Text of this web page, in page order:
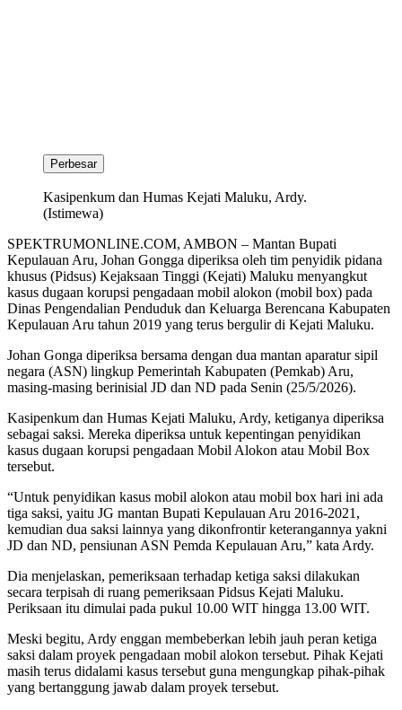
Perbesar
Kasipenkum dan Humas Kejati Maluku, Ardy.
(Istimewa)
SPEKTRUMONLINE.COM, AMBON – Mantan Bupati
Kepulauan Aru, Johan Gongga diperiksa oleh tim penyidik pidana
khusus (Pidsus) Kejaksaan Tinggi (Kejati) Maluku menyangkut
kasus dugaan korupsi pengadaan mobil alokon (mobil box) pada
Dinas Pengendalian Penduduk dan Keluarga Berencana Kabupaten
Kepulauan Aru tahun 2019 yang terus bergulir di Kejati Maluku.
Johan Gonga diperiksa bersama dengan dua mantan aparatur sipil
negara (ASN) lingkup Pemerintah Kabupaten (Pemkab) Aru,
masing-masing berinisial JD dan ND pada Senin (25/5/2026).
Kasipenkum dan Humas Kejati Maluku, Ardy, ketiganya diperiksa
sebagai saksi. Mereka diperiksa untuk kepentingan penyidikan
kasus dugaan korupsi pengadaan Mobil Alokon atau Mobil Box
tersebut.
“Untuk penyidikan kasus mobil alokon atau mobil box hari ini ada
tiga saksi, yaitu JG mantan Bupati Kepulauan Aru 2016-2021,
kemudian dua saksi lainnya yang dikonfrontir keterangannya yakni
JD dan ND, pensiunan ASN Pemda Kepulauan Aru,” kata Ardy.
Dia menjelaskan, pemeriksaan terhadap ketiga saksi dilakukan
secara terpisah di ruang pemeriksaan Pidsus Kejati Maluku.
Periksaan itu dimulai pada pukul 10.00 WIT hingga 13.00 WIT.
Meski begitu, Ardy enggan membeberkan lebih jauh peran ketiga
saksi dalam proyek pengadaan mobil alokon tersebut. Pihak Kejati
masih terus didalami kasus tersebut guna mengungkap pihak-pihak
yang bertanggung jawab dalam proyek tersebut.